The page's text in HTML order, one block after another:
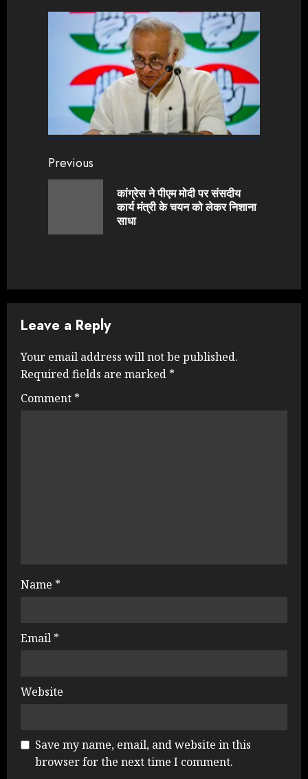
Continue
Reading
Previous
कांग्रेस ने पीएम मोदी पर संसदीय
कार्य मंत्री के चयन को लेकर निशाना
साधा
Leave a Reply
Your email address will not be published.
Required fields are marked *
Comment *
Name *
Email *
Website
Save my name, email, and website in this
browser for the next time I comment.